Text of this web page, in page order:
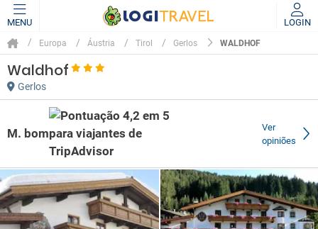
MENU LOGIN
Europa Áustria Tirol Gerlos WALDHOF
Waldhof
Gerlos
M. bom
Ver
opiniões